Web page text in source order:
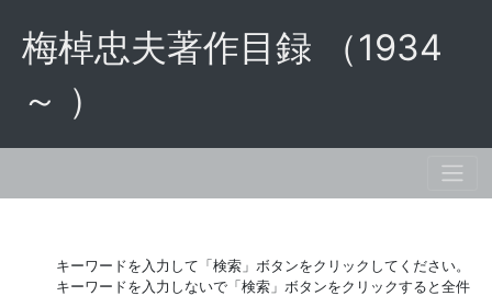
梅棹忠夫著作目録 （1934
～ ）
キーワードを入力して「検索」ボタンをクリックしてください。
キーワードを入力しないで「検索」ボタンをクリックすると全件